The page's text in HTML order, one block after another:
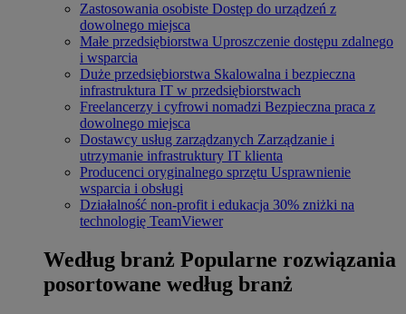
Zastosowania osobiste Dostęp do urządzeń z
dowolnego miejsca
Małe przedsiębiorstwa Uproszczenie dostępu zdalnego
i wsparcia
Duże przedsiębiorstwa Skalowalna i bezpieczna
infrastruktura IT w przedsiębiorstwach
Freelancerzy i cyfrowi nomadzi Bezpieczna praca z
dowolnego miejsca
Dostawcy usług zarządzanych Zarządzanie i
utrzymanie infrastruktury IT klienta
Producenci oryginalnego sprzętu Usprawnienie
wsparcia i obsługi
Działalność non-profit i edukacja 30% zniżki na
technologię TeamViewer
Według branż Popularne rozwiązania
posortowane według branż